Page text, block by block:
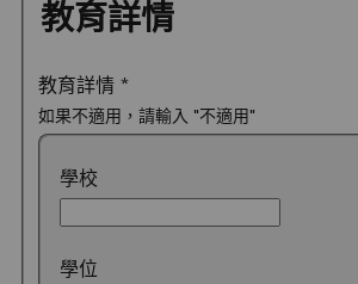
教育詳情
教育詳情 *
如果不適用，請輸入 "不適用"
學校
學位